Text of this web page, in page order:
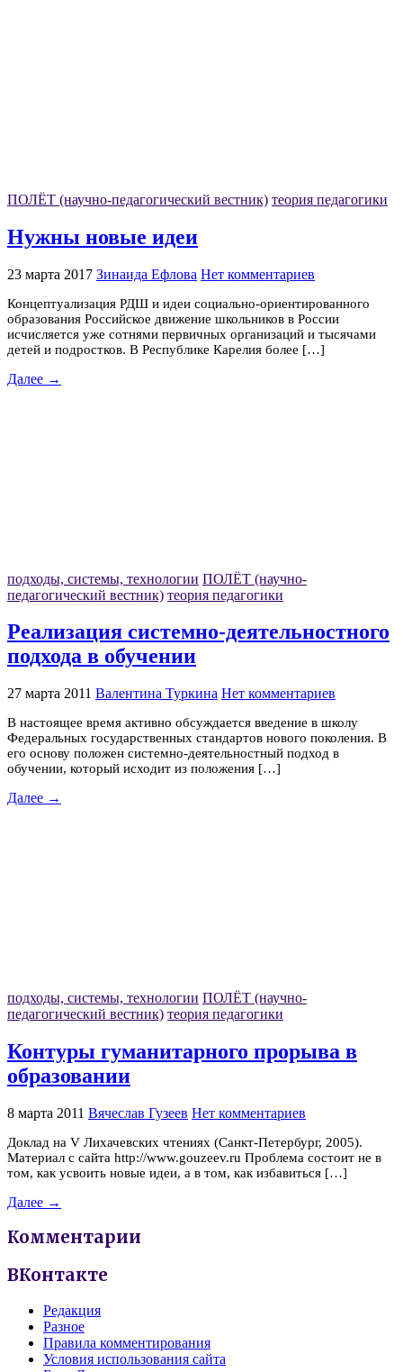
ПОЛЁТ (научно-педагогический вестник) теория педагогики
Нужны новые идеи
23 марта 2017 Зинаида Ефлова Нет комментариев
Концептуализация РДШ и идеи социально-ориентированного
образования Российское движение школьников в России
исчисляется уже сотнями первичных организаций и тысячами
детей и подростков. В Республике Карелия более […]
Далее →
подходы, системы, технологии ПОЛЁТ (научно-
педагогический вестник) теория педагогики
Реализация системно-деятельностного
подхода в обучении
27 марта 2011 Валентина Туркина Нет комментариев
В настоящее время активно обсуждается введение в школу
Федеральных государственных стандартов нового поколения. В
его основу положен системно-деятельностный подход в
обучении, который исходит из положения […]
Далее →
подходы, системы, технологии ПОЛЁТ (научно-
педагогический вестник) теория педагогики
Контуры гуманитарного прорыва в
образовании
8 марта 2011 Вячеслав Гузеев Нет комментариев
Доклад на V Лихачевских чтениях (Санкт-Петербург, 2005).
Материал с сайта http://www.gouzeev.ru Проблема состоит не в
том, как усвоить новые идеи, а в том, как избавиться […]
Далее →
Комментарии
ВКонтакте
Редакция
Разное
Правила комментирования
Условия использования сайта